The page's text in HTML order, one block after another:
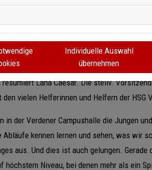
Lüneburg-Stade mit zwei Teams
Witte ein attraktives Turnier. Am
Stützpunkten Hoykenkamp,
Stade ebenfalls mit zwei Teams mit.
haben wir wichtige Eindrücke für das
resümiert Lana Caésar. Die stellv.
vielen Helferinnen und Helfern der HSG
in der Verdener Campushalle die Jungen
kennen lernen und sehen, was wir
aus. Und dies ist auch gelungen.
höchstem Niveau, bei denen mehr als ein
Individuelle Auswahl
übernehmen